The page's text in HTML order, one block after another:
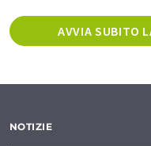
AVVIA SUBITO
NOTIZIE